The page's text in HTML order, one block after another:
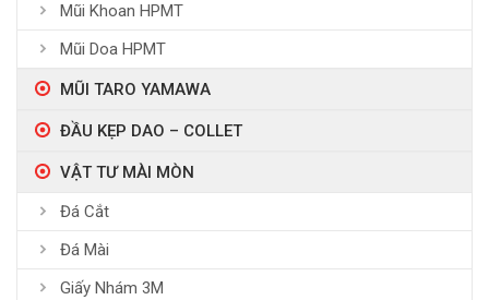
Mũi Khoan HPMT
Mũi Doa HPMT
MŨI TARO YAMAWA
ĐẦU KẸP DAO – COLLET
VẬT TƯ MÀI MÒN
Đá Cắt
Đá Mài
Giấy Nhám 3M